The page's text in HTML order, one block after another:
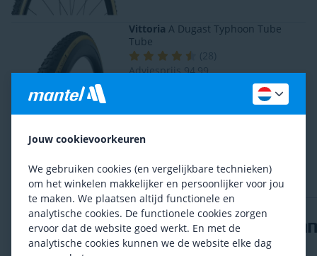
Vittoria A Dugast Typhoon Tube
Tube
(
28
Adviesprijs94,99
Jouw cookievoorkeuren
We gebruiken cookies (en vergelijkbare technieken)
om het winkelen makkelijker en persoonlijker voor jou
te maken. We plaatsen altijd functionele en
analytische cookies. De functionele cookies zorgen
ervoor dat de website goed werkt. En met de
analytische cookies kunnen we de website elke dag